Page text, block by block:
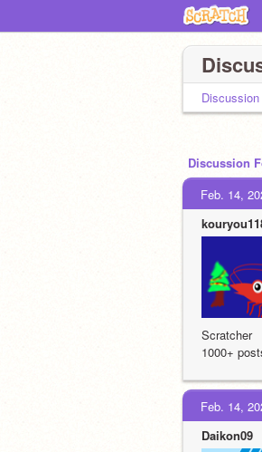
Discussion
Feb. 14,
Scratcher
1000+
Feb. 14,
Daikon09